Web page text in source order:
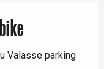
Valasse parking